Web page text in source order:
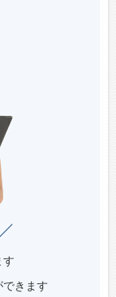
す
できます